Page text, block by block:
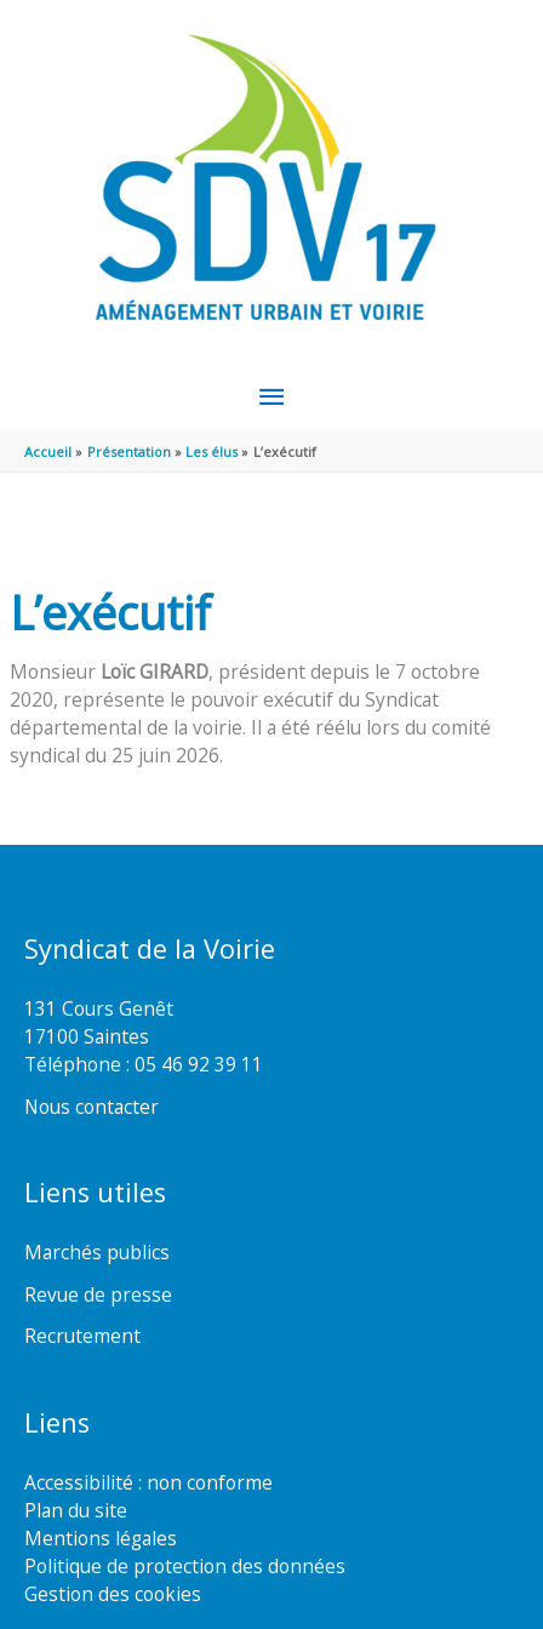
MENU
PRINCIPAL
Accueil Présentation Les élus L’exécutif
L’exécutif
Monsieur Loïc GIRARD, président depuis le 7 octobre
2020, représente le pouvoir exécutif du Syndicat
départemental de la voirie. Il a été réélu lors du comité
syndical du 25 juin 2026.
Syndicat de la Voirie
131 Cours Genêt
17100 Saintes
Téléphone : 05 46 92 39 11
Nous contacter
Liens utiles
Marchés publics
Revue de presse
Recrutement
Liens
Accessibilité : non conforme
Plan du site
Mentions légales
Politique de protection des données
Gestion des cookies